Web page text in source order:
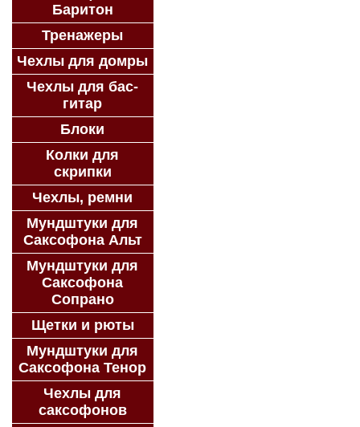
Баритон
Тренажеры
Чехлы для домры
Чехлы для бас-
гитар
Блоки
Колки для
скрипки
Чехлы, ремни
Мундштуки для
Саксофона Альт
Мундштуки для
Саксофона
Сопрано
Щетки и рюты
Мундштуки для
Саксофона Тенор
Чехлы для
саксофонов